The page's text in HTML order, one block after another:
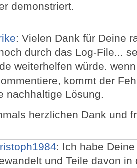
demonstriert.
: Vielen Dank für Deine
durch das Log-File...
weiterhelfen würde.
kommt der
nachhaltige Lösung.
herzlichen Dank und
: Ich habe
und Teile davon